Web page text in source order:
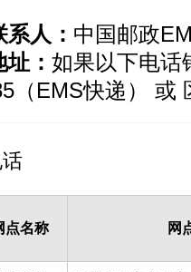
系人： 中国邮政
： 如果以下电话
（EMS快递） 或
点名称 网